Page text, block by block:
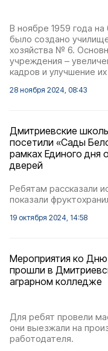
В ноябре 1959 года
было создано
хозяйства № 6.
учреждения –
кадров и улучшение
28 ноября 2024, 08:43
Дмитриевские
посетили «Сады
рамках Единого дня
дверей
Ребятам рассказали
показали
19 октября 2024, 14:58
Мероприятия ко
прошли в
аграрном колледже
Для ребят провели
они выезжали на
работодателя.